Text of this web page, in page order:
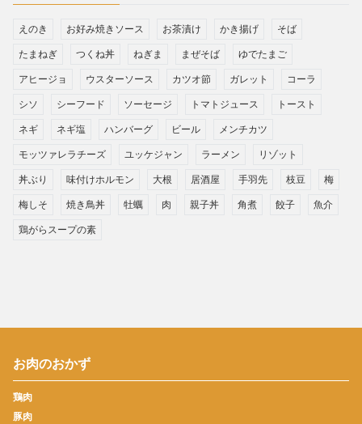
えのき お好み焼きソース お茶漬け かき揚げ そば
たまねぎ つくね丼 ねぎま まぜそば ゆでたまご
アヒージョ ウスターソース カツオ節 ガレット コーラ
シソ シーフード ソーセージ トマトジュース トースト
ネギ ネギ塩 ハンバーグ ビール メンチカツ
モッツァレラチーズ ユッケジャン ラーメン リゾット
丼ぶり 味付けホルモン 大根 居酒屋 手羽先 枝豆 梅
梅しそ 焼き鳥丼 牡蠣 肉 親子丼 角煮 餃子 魚介
鶏がらスープの素
お肉のおかず
鶏肉
豚肉